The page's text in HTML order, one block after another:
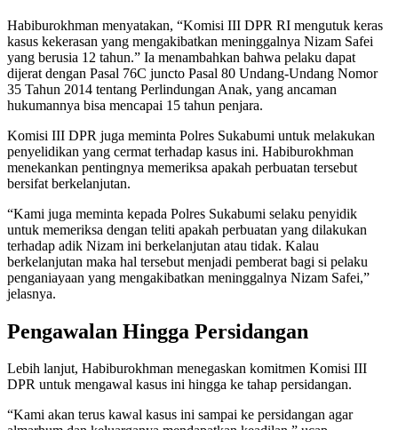
Habiburokhman menyatakan, “Komisi III DPR RI mengutuk keras
kasus kekerasan yang mengakibatkan meninggalnya Nizam Safei
yang berusia 12 tahun.” Ia menambahkan bahwa pelaku dapat
dijerat dengan Pasal 76C juncto Pasal 80 Undang-Undang Nomor
35 Tahun 2014 tentang Perlindungan Anak, yang ancaman
hukumannya bisa mencapai 15 tahun penjara.
Komisi III DPR juga meminta Polres Sukabumi untuk melakukan
penyelidikan yang cermat terhadap kasus ini. Habiburokhman
menekankan pentingnya memeriksa apakah perbuatan tersebut
bersifat berkelanjutan.
“Kami juga meminta kepada Polres Sukabumi selaku penyidik
untuk memeriksa dengan teliti apakah perbuatan yang dilakukan
terhadap adik Nizam ini berkelanjutan atau tidak. Kalau
berkelanjutan maka hal tersebut menjadi pemberat bagi si pelaku
penganiayaan yang mengakibatkan meninggalnya Nizam Safei,”
jelasnya.
Pengawalan Hingga Persidangan
Lebih lanjut, Habiburokhman menegaskan komitmen Komisi III
DPR untuk mengawal kasus ini hingga ke tahap persidangan.
“Kami akan terus kawal kasus ini sampai ke persidangan agar